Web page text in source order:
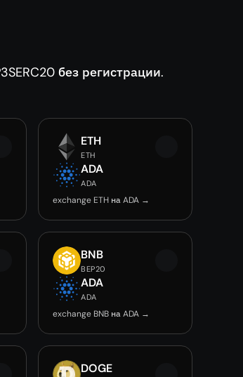
без регистрации.
ETH
ETH
ADA
ADA
exchange ETH на ADA →
BNB
BEP20
ADA
ADA
exchange BNB на ADA →
DOGE